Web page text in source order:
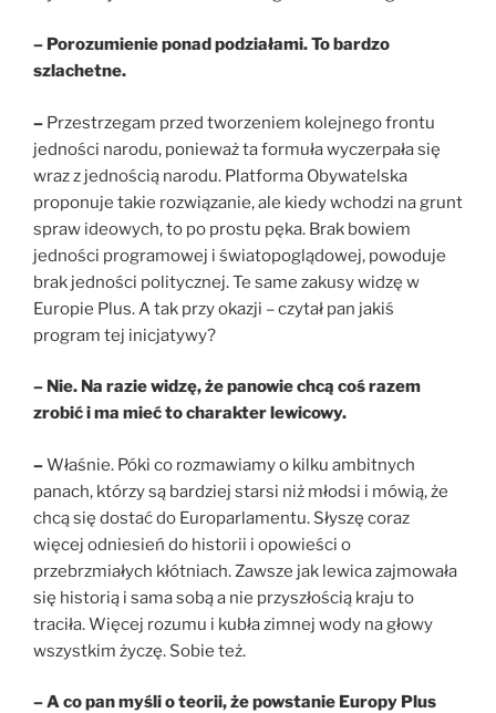
– Porozumienie ponad podziałami. To bardzo
szlachetne.
– Przestrzegam przed tworzeniem kolejnego frontu
jedności narodu, ponieważ ta formuła wyczerpała się
wraz z jednością narodu. Platforma Obywatelska
proponuje takie rozwiązanie, ale kiedy wchodzi na grunt
spraw ideowych, to po prostu pęka. Brak bowiem
jedności programowej i światopoglądowej, powoduje
brak jedności politycznej. Te same zakusy widzę w
Europie Plus. A tak przy okazji – czytał pan jakiś
program tej inicjatywy?
– Nie. Na razie widzę, że panowie chcą coś razem
zrobić i ma mieć to charakter lewicowy.
–Właśnie. Póki co rozmawiamy o kilku ambitnych
panach, którzy są bardziej starsi niż młodsi i mówią, że
chcą się dostać do Europarlamentu. Słyszę coraz
więcej odniesień do historii i opowieści o
przebrzmiałych kłótniach. Zawsze jak lewica zajmowała
się historią i sama sobą a nie przyszłością kraju to
traciła. Więcej rozumu i kubła zimnej wody na głowy
wszystkim życzę. Sobie też.
– A co pan myśli o teorii, że powstanie Europy Plus